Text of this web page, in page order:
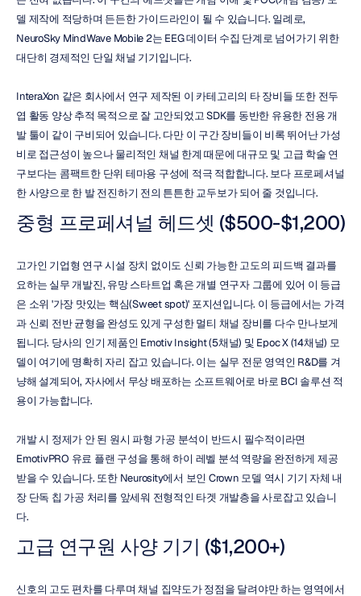
델 제작에 적당하며 든든한 가이드라인이 될 수 있습니다. 일례로,
NeuroSky MindWave Mobile 2는 EEG 데이터 수집 단계로 넘어가기 위한
대단히 경제적인 단일 채널 기기입니다.
InteraXon 같은 회사에서 연구 제작된 이 카테고리의 타 장비들 또한 전두
엽 활동 양상 추적 목적으로 잘 고안되었고 SDK를 동반한 유용한 전용 개
발 툴이 같이 구비되어 있습니다. 다만 이 구간 장비들이 비록 뛰어난 가성
비로 접근성이 높으나 물리적인 채널 한계 때문에 대규모 및 고급 학술 연
구보다는 콤팩트한 단위 테마용 구성에 적극 적합합니다. 보다 프로페셔널
한 사양으로 한 발 전진하기 전의 튼튼한 교두보가 되어 줄 것입니다.
중형 프로페셔널 헤드셋 ($500-$1,200)
고가인 기업형 연구 시설 장치 없이도 신뢰 가능한 고도의 피드백 결과를
요하는 실무 개발진, 유망 스타트업 혹은 개별 연구자 그룹에 있어 이 등급
은 소위 '가장 맛있는 핵심(Sweet spot)' 포지션입니다. 이 등급에서는 가격
과 신뢰 전반 균형을 완성도 있게 구성한 멀티 채널 장비를 다수 만나보게
됩니다. 당사의 인기 제품인 Emotiv Insight (5채널) 및 Epoc X (14채널) 모
델이 여기에 명확히 자리 잡고 있습니다. 이는 실무 전문 영역인 R&D를 겨
냥해 설계되어, 자사에서 무상 배포하는 소프트웨어로 바로 BCI 솔루션 적
용이 가능합니다.
개발 시 정제가 안 된 원시 파형 가공 분석이 반드시 필수적이라면
EmotivPRO 유료 플랜 구성을 통해 하이 레벨 분석 역량을 완전하게 제공
받을 수 있습니다. 또한 Neurosity에서 보인 Crown 모델 역시 기기 자체 내
장 단독 칩 가공 처리를 앞세워 전형적인 타겟 개발층을 사로잡고 있습니
다.
고급 연구원 사양 기기 ($1,200+)
신호의 고도 편차를 다루며 채널 집약도가 정점을 달려야만 하는 영역에서